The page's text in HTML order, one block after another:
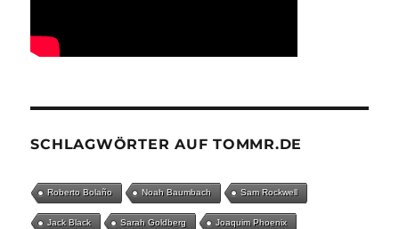
SCHLAGWÖRTER AUF TOMMR.DE
Roberto Bolaño Noah Baumbach Sam Rockwell
Jack Black Sarah Goldberg Joaquim Phoenix